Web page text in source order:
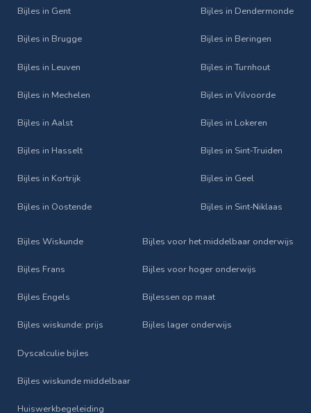
Bijles in Gent
Bijles in Brugge
Bijles in Leuven
Bijles in Mechelen
Bijles in Aalst
Bijles in Hasselt
Bijles in Kortrijk
Bijles in Oostende
Bijles in Dendermonde
Bijles in Beringen
Bijles in Turnhout
Bijles in Vilvoorde
Bijles in Lokeren
Bijles in Sint‑Truiden
Bijles in Geel
Bijles in Sint‑Niklaas
Bijles Wiskunde
Bijles Frans
Bijles Engels
Bijles wiskunde: prijs
Dyscalculie bijles
Bijles wiskunde middelbaar
Huiswerkbegeleiding
Bijles voor het middelbaar onderwijs
Bijles voor hoger onderwijs
Bijlessen op maat
Bijles lager onderwijs